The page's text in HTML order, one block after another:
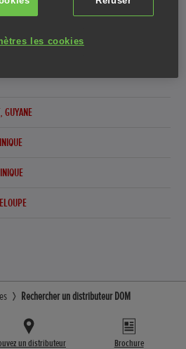
GUYANE
Rechercher un distributeur DOM
un distributeur Brochure
les cookies